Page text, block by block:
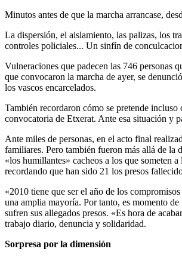
Minutos antes de que la marcha arrancase,
La dispersión, el aislamiento, las palizas, los
controles policiales... Un sinfín de
Vulneraciones que padecen las 746 personas
que convocaron la marcha de ayer, se
los vascos encarcelados.
También recordaron cómo se pretende
convocatoria de Etxerat. Ante esa situación y
Ante miles de personas, en el acto final
familiares. Pero también fueron más allá de la
«los humillantes» cacheos a los que someten
recordando que han sido 21 los presos
«2010 tiene que ser el año de los
una amplia mayoría. Por tanto, es momento
sufren sus allegados presos. «Es hora de
trabajo diario, denuncia y solidaridad.
Sorpresa por la dimensión